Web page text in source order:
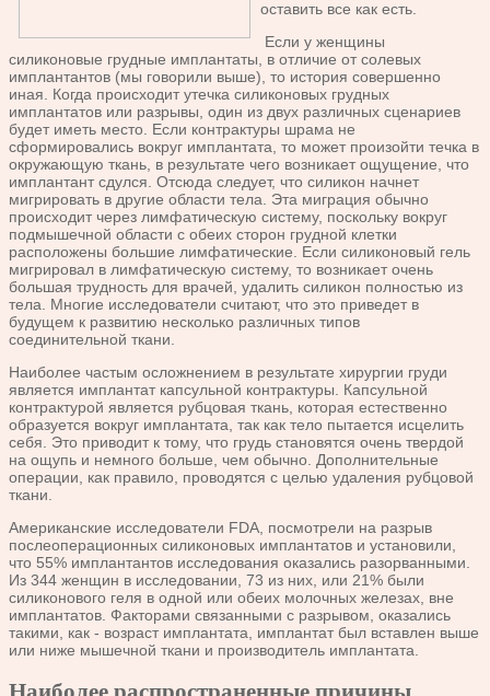
оставить все как есть.
Если у женщины
силиконовые грудные имплантаты, в отличие от солевых
имплантантов (мы говорили выше), то история совершенно
иная. Когда происходит утечка силиконовых грудных
имплантатов или разрывы, один из двух различных сценариев
будет иметь место. Если контрактуры шрама не
сформировались вокруг имплантата, то может произойти течка в
окружающую ткань, в результате чего возникает ощущение, что
имплантант сдулся. Отсюда следует, что силикон начнет
мигрировать в другие области тела. Эта миграция обычно
происходит через лимфатическую систему, поскольку вокруг
подмышечной области с обеих сторон грудной клетки
расположены большие лимфатические. Если силиконовый гель
мигрировал в лимфатическую систему, то возникает очень
большая трудность для врачей, удалить силикон полностью из
тела. Многие исследователи считают, что это приведет в
будущем к развитию несколько различных типов
соединительной ткани.
Наиболее частым осложнением в результате хирургии груди
является имплантат капсульной контрактуры. Капсульной
контрактурой является рубцовая ткань, которая естественно
образуется вокруг имплантата, так как тело пытается исцелить
себя. Это приводит к тому, что грудь становятся очень твердой
на ощупь и немного больше, чем обычно. Дополнительные
операции, как правило, проводятся с целью удаления рубцовой
ткани.
Американские исследователи FDA, посмотрели на разрыв
послеоперационных силиконовых имплантатов и установили,
что 55% имплантантов исследования оказались разорванными.
Из 344 женщин в исследовании, 73 из них, или 21% были
силиконового геля в одной или обеих молочных железах, вне
имплантатов. Факторами связанными с разрывом, оказались
такими, как - возраст имплантата, имплантат был вставлен выше
или ниже мышечной ткани и производитель имплантата.